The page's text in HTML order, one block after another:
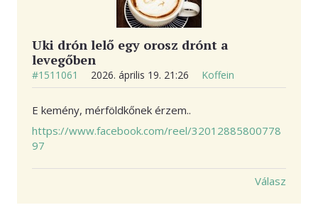
Uki drón lelő egy orosz drónt a
levegőben
#1511061 2026. április 19. 21:26 Koffein
E kemény, mérföldkőnek érzem..
https://www.facebook.com/reel/32012885800778
97
Válasz